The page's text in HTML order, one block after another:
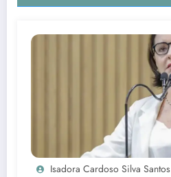
Isadora Cardoso Silva Santos